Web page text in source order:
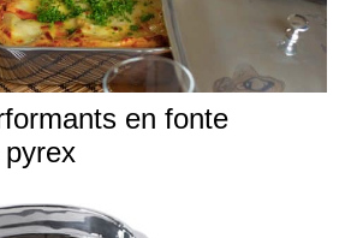
en fonte